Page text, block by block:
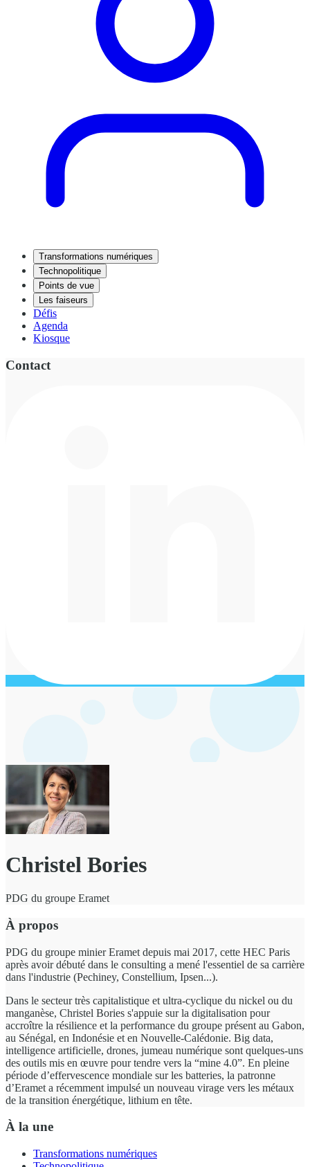
Transformations numériques
Technopolitique
Points de vue
Les faiseurs
Défis
Agenda
Kiosque
Contact
Christel Bories
PDG du groupe Eramet
À propos
PDG du groupe minier Eramet depuis mai 2017, cette HEC Paris
après avoir débuté dans le consulting a mené l'essentiel de sa carrière
dans l'industrie (Pechiney, Constellium, Ipsen...).
Dans le secteur très capitalistique et ultra-cyclique du nickel ou du
manganèse, Christel Bories s'appuie sur la digitalisation pour
accroître la résilience et la performance du groupe présent au Gabon,
au Sénégal, en Indonésie et en Nouvelle-Calédonie. Big data,
intelligence artificielle, drones, jumeau numérique sont quelques-uns
des outils mis en œuvre pour tendre vers la “mine 4.0”. En pleine
période d’effervescence mondiale sur les batteries, la patronne
d’Eramet a récemment impulsé un nouveau virage vers les métaux
de la transition énergétique, lithium en tête.
À la une
Transformations numériques